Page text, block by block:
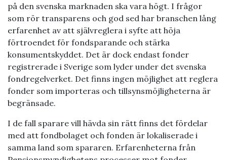
på den svenska marknaden ska vara högt. I frågor
som rör transparens och god sed har branschen lång
erfarenhet av att självreglera i syfte att höja
förtroendet för fondsparande och stärka
konsumentskyddet. Det är dock endast fonder
registrerade i Sverige som lyder under det svenska
fondregelverket. Det finns ingen möjlighet att reglera
fonder som importeras och tillsynsmöjligheterna är
begränsade.
I de fall sparare vill hävda sin rätt finns det fördelar
med att fondbolaget och fonden är lokaliserade i
samma land som spararen. Erfarenheterna från